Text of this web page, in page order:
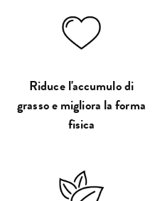
Riduce l'accumulo di
grasso e migliora la forma
fisica